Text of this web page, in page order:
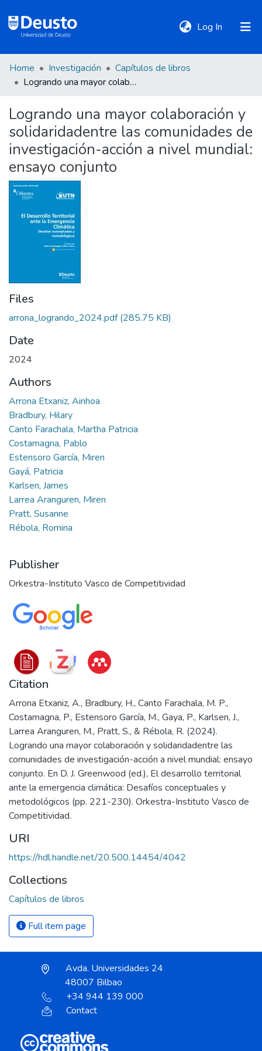
Log In (current)
DeustoTeka
Communities
&
Collections
All of DSpace
Statistics
Home Investigación
Capítulos de libros
Logrando una mayor colaboración y solidaridadentre las comunidades de investigación-acción a nivel mundial: ensayo conjunto
Logrando una mayor colaboración y
solidaridadentre las comunidades de
investigación-acción a nivel mundial:
ensayo conjunto
Files
arrona_logrando_2024.pdf(285.75 KB)
Date
2024
Authors
Arrona Etxaniz, Ainhoa
Bradbury, Hilary
Canto Farachala, Martha Patricia
Costamagna, Pablo
Estensoro García, Miren
Gayá, Patricia
Karlsen, James
Larrea Aranguren, Miren
Pratt, Susanne
Rébola, Romina
Publisher
Orkestra-Instituto Vasco de Competitividad
Citation
Arrona Etxaniz, A., Bradbury, H., Canto Farachala, M. P.,
Costamagna, P., Estensoro García, M., Gaya, P., Karlsen, J.,
Larrea Aranguren, M., Pratt, S., & Rébola, R. (2024).
Logrando una mayor colaboración y solidaridadentre las
comunidades de investigación-acción a nivel mundial: ensayo
conjunto. En D. J. Greenwood (ed.), El desarrollo territorial
ante la emergencia climática: Desafíos conceptuales y
metodológicos (pp. 221-230). Orkestra-Instituto Vasco de
Competitividad.
URI
https://hdl.handle.net/20.500.14454/4042
Collections
Capítulos de libros
Full item page
Avda. Universidades 24
48007 Bilbao
+34 944 139 000
Contact